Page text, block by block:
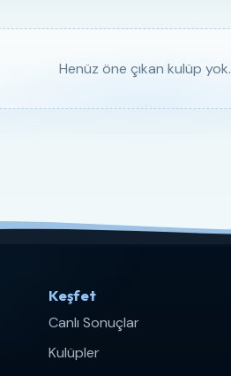
Henüz öne çıkan kulüp yok.
Keşfet
Canlı Sonuçlar
Kulüpler